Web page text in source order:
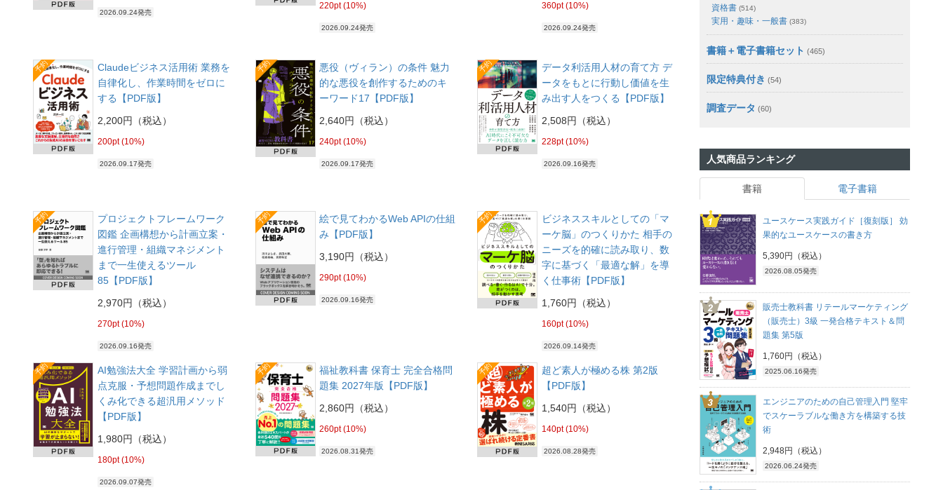
2026.09.24発売
220pt (10%)
2026.09.24発売
360pt (10%)
2026.09.24発売
予約
Claudeビジネス活用術 業務を
自律化し、作業時間をゼロに
する【PDF版】
2,200円（税込）
200pt (10%)
2026.09.17発売
予約
悪役（ヴィラン）の条件 魅力
的な悪役を創作するためのキ
ーワード17【PDF版】
2,640円（税込）
240pt (10%)
2026.09.17発売
予約
データ利活用人材の育て方 デ
ータをもとに行動し価値を生
み出す人をつくる【PDF版】
2,508円（税込）
228pt (10%)
2026.09.16発売
予約
プロジェクトフレームワーク
図鑑 企画構想から計画立案・
進行管理・組織マネジメント
まで一生使えるツール
85【PDF版】
2,970円（税込）
270pt (10%)
2026.09.16発売
予約
絵で見てわかるWeb APIの仕組
み【PDF版】
3,190円（税込）
290pt (10%)
2026.09.16発売
予約
ビジネススキルとしての「マ
ーケ脳」のつくりかた 相手の
ニーズを的確に読み取り、数
字に基づく「最適な解」を導
く仕事術【PDF版】
1,760円（税込）
160pt (10%)
2026.09.14発売
予約
AI勉強法大全 学習計画から弱
点克服・予想問題作成までし
くみ化できる超汎用メソッド
【PDF版】
1,980円（税込）
180pt (10%)
2026.09.07発売
予約
福祉教科書 保育士 完全合格問
題集 2027年版【PDF版】
2,860円（税込）
260pt (10%)
2026.08.31発売
予約
超ど素人が極める株 第2版
【PDF版】
1,540円（税込）
140pt (10%)
2026.08.28発売
資格書 (514)
実用・趣味・一般書 (383)
書籍＋電子書籍セット (465)
限定特典付き (54)
調査データ (60)
人気商品ランキング
書籍 電子書籍
ユースケース実践ガイド［復刻版］ 効
果的なユースケースの書き方
5,390円（税込）
2026.08.05発売
販売士教科書 リテールマーケティング
（販売士）3級 一発合格テキスト＆問
題集 第5版
1,760円（税込）
2025.06.16発売
エンジニアのための自己管理入門 堅牢
でスケーラブルな働き方を構築する技
術
2,948円（税込）
2026.06.24発売